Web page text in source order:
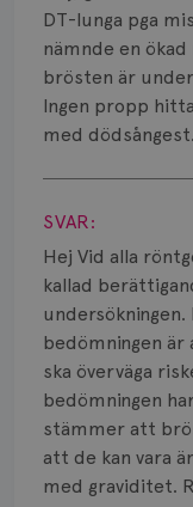
DT-lunga pga
nämnde en
brösten är
Ingen propp
med dödsångest.
Visa svar
SVAR:
Hej Vid alla
kallad
bedömningen
ska överväga
bedömningen
stämmer att
att de kan vara
med graviditet.
Bröstvårta
Knöl
Läkemedel
Smärta
Prognos
Risker
Spridd
Strålning
Vätska